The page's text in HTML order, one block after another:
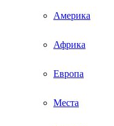
Америка
Африка
Европа
Места